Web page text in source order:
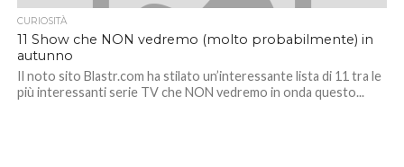
CURIOSITÀ
11 Show che NON vedremo (molto probabilmente) in
autunno
Il noto sito Blastr.com ha stilato un’interessante lista di 11 tra le
più interessanti serie TV che NON vedremo in onda questo...